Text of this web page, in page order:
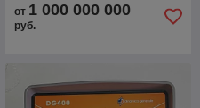
от 1 000 000 000
руб.